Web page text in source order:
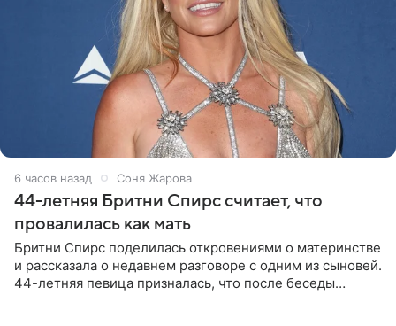
6 часов назад Соня Жарова
44-летняя Бритни Спирс считает, что
провалилась как мать
Бритни Спирс поделилась откровениями о материнстве
и рассказала о недавнем разговоре с одним из сыновей.
44-летняя певица призналась, что после беседы